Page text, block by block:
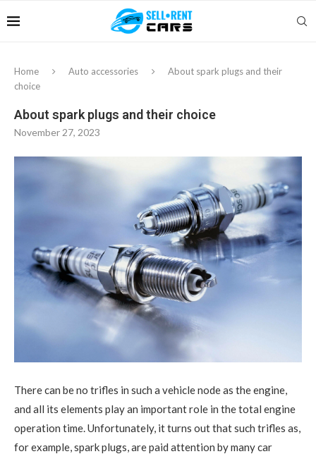
Home Auto accessories
About spark plugs and their
choice
About spark plugs and their choice
November 27, 2023
There can be no trifles in such a vehicle node as the engine,
and all its elements play an important role in the total engine
operation time.Unfortunately, it turns out that such trifles as,
for example, spark plugs, are paid attention by many car